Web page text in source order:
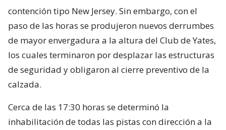
contención tipo New Jersey. Sin embargo, con el
paso de las horas se produjeron nuevos derrumbes
de mayor envergadura a la altura del Club de Yates,
los cuales terminaron por desplazar las estructuras
de seguridad y obligaron al cierre preventivo de la
calzada.
Cerca de las 17:30 horas se determinó la
inhabilitación de todas las pistas con dirección a la